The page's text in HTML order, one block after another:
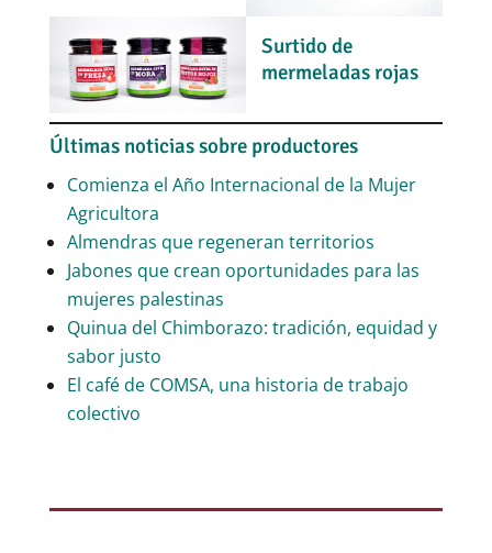
Surtido de
mermeladas rojas
Últimas noticias sobre productores
Comienza el Año Internacional de la Mujer
Agricultora
Almendras que regeneran territorios
Jabones que crean oportunidades para las
mujeres palestinas
Quinua del Chimborazo: tradición, equidad y
sabor justo
El café de COMSA, una historia de trabajo
colectivo